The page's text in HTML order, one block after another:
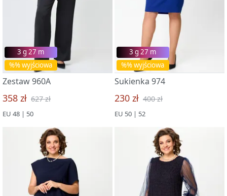
%% wyjściowa
3 g 27 m
Zestaw 960A
358 zł 627 zł
EU 48 | 50
%% wyjściowa
3 g 27 m
Sukienka 974
230 zł 400 zł
EU 50 | 52